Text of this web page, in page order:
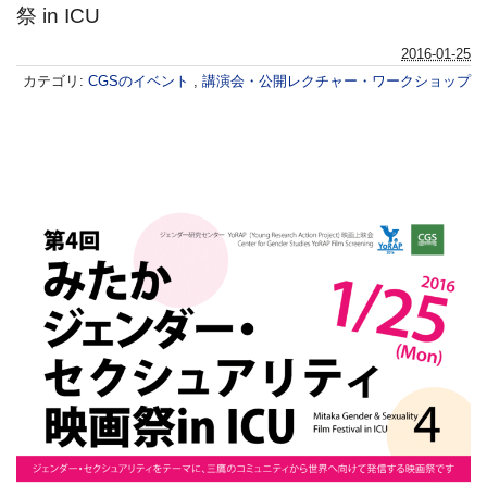
祭 in ICU
2016-01-25
カテゴリ: CGSのイベント , 講演会・公開レクチャー・ワークショップ